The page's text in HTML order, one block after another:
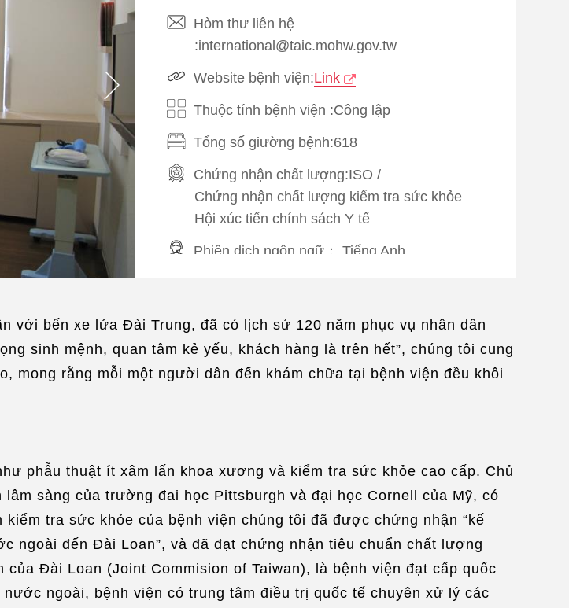
Hòm thư liên hệ
:international@taic.mohw.gov.tw
Website bệnh viện:Link
Thuộc tính bệnh viện :Công lập
Tổng số giường bệnh:618
Chứng nhận chất lượng:ISO /
Chứng nhận chất lượng kiểm tra sức khỏe
Hội xúc tiến chính sách Y tế
Phiên dịch ngôn ngữ： Tiếng Anh
với bến xe lửa Đài Trung, đã có lịch sử 120 năm phục vụ nhân dân
sinh mệnh, quan tâm kẻ yếu, khách hàng là trên hết”, chúng tôi cung
mong rằng mỗi một người dân đến khám chữa tại bệnh viện đều khôi
phẫu thuật ít xâm lấn khoa xương và kiểm tra sức khỏe cao cấp. Chủ
sàng của trường đai học Pittsburgh và đại học Cornell của Mỹ, có
tra sức khỏe của bệnh viện chúng tôi đã được chứng nhận “kế
ngoài đến Đài Loan”, và đã đạt chứng nhận tiêu chuẩn chất lượng
Đài Loan (Joint Commision of Taiwan), là bệnh viện đạt cấp quốc
ngoài, bệnh viện có trung tâm điều trị quốc tế chuyên xử lý các